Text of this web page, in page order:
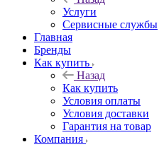
Услуги
Сервисные службы
Главная
Бренды
Как купить
Назад
Как купить
Условия оплаты
Условия доставки
Гарантия на товар
Компания